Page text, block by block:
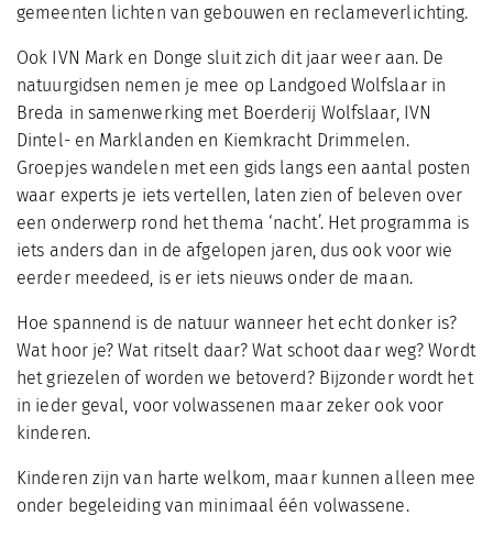
gemeenten lichten van gebouwen en reclameverlichting.
Ook IVN Mark en Donge sluit zich dit jaar weer aan. De
natuurgidsen nemen je mee op Landgoed Wolfslaar in
Breda in samenwerking met Boerderij Wolfslaar, IVN
Dintel- en Marklanden en Kiemkracht Drimmelen.
Groepjes wandelen met een gids langs een aantal posten
waar experts je iets vertellen, laten zien of beleven over
een onderwerp rond het thema ‘nacht’. Het programma is
iets anders dan in de afgelopen jaren, dus ook voor wie
eerder meedeed, is er iets nieuws onder de maan.
Hoe spannend is de natuur wanneer het echt donker is?
Wat hoor je? Wat ritselt daar? Wat schoot daar weg? Wordt
het griezelen of worden we betoverd? Bijzonder wordt het
in ieder geval, voor volwassenen maar zeker ook voor
kinderen.
Kinderen zijn van harte welkom, maar kunnen alleen mee
onder begeleiding van minimaal één volwassene.